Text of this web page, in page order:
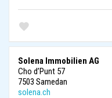
Solena Immobilien AG
Cho d’Punt 57
7503 Samedan
solena.ch